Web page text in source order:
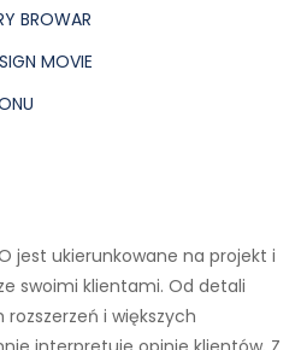
BROWAR
MOVIE
jest ukierunkowane na projekt i
swoimi klientami. Od detali
i większych